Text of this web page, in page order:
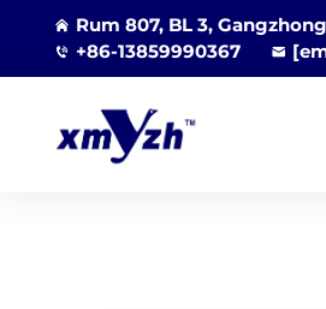
Rum 807, BL 3,
+86-13859990367